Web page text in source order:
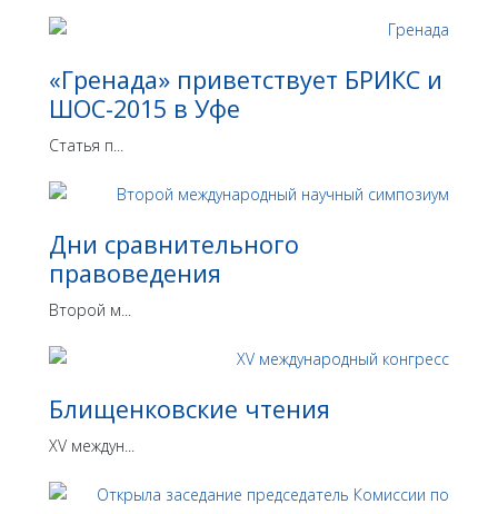
«Гренада» приветствует БРИКС и
ШОС-2015 в Уфе
Статья п...
Дни сравнительного
правоведения
Второй м...
Блищенковские чтения
XV междун...